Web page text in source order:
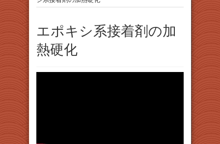
エポキシ系接着剤の加
熱硬化